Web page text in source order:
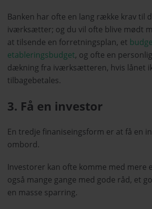
Banken har ofte en lang række krav til
iværksætter; og du vil ofte blive mødt
at tilsende en forretningsplan, et
etableringsbudget, og ofte en
dækning fra iværksætteren, hvis lånet
tilbagebetales.
3. Få en investor
En tredje finaniseingsform er at få en
ombord.
Investorer kan ofte komme med mere
også mange gange med gode råd, et
en masse sparring.